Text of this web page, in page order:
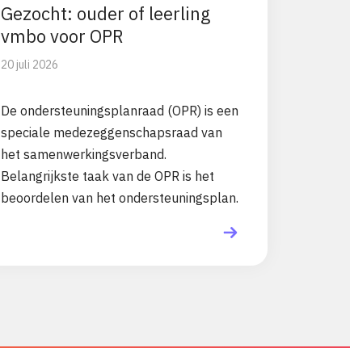
Gezocht: ouder of leerling
vmbo voor OPR
20 juli 2026
De ondersteuningsplanraad (OPR) is een
speciale medezeggenschapsraad van
het samenwerkingsverband.
Belangrijkste taak van de OPR is het
beoordelen van het ondersteuningsplan.